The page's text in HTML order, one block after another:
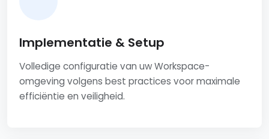
Implementatie & Setup
Volledige configuratie van uw Workspace-
omgeving volgens best practices voor maximale
efficiëntie en veiligheid.